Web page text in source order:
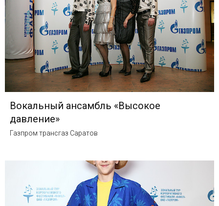
Вокальный ансамбль «Высокое
давление»
Газпром трансгаз Саратов